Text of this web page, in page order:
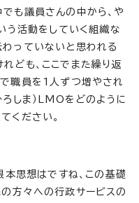
も議員さんの中から、や
う活動をしていく組織な
っていないと思われる
ども、ここでまた繰り返
職員を1人ずつ増やされ
ろしま）LMOをどのように
ください。
本思想はですね、この基礎
方々への行政サービスの